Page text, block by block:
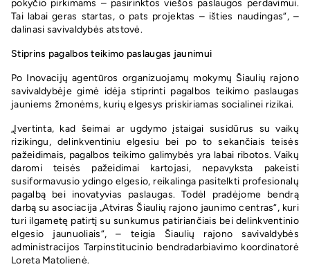
pokyčio pirkimams – pasirinktos viešos paslaugos perdavimui.
Tai labai geras startas, o pats projektas – išties naudingas“, –
dalinasi savivaldybės atstovė.
Stiprins pagalbos teikimo paslaugas jaunimui
Po Inovacijų agentūros organizuojamų mokymų Šiaulių rajono
savivaldybėje gimė idėja stiprinti pagalbos teikimo paslaugas
jauniems žmonėms, kurių elgesys priskiriamas socialinei rizikai.
„Įvertinta, kad šeimai ar ugdymo įstaigai susidūrus su vaikų
rizikingu, delinkventiniu elgesiu bei po to sekančiais teisės
pažeidimais, pagalbos teikimo galimybės yra labai ribotos. Vaikų
daromi teisės pažeidimai kartojasi, nepavyksta pakeisti
susiformavusio ydingo elgesio, reikalinga pasitelkti profesionalų
pagalbą bei inovatyvias paslaugas. Todėl pradėjome bendrą
darbą su asociacija „Atviras Šiaulių rajono jaunimo centras“, kuri
turi ilgametę patirtį su sunkumus patiriančiais bei delinkventinio
elgesio jaunuoliais“, – teigia Šiaulių rajono savivaldybės
administracijos Tarpinstitucinio bendradarbiavimo koordinatorė
Loreta Matolienė.